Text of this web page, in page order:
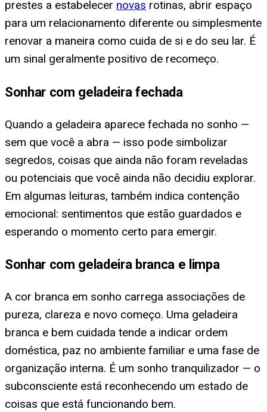
prestes a estabelecer novas rotinas, abrir espaço
para um relacionamento diferente ou simplesmente
renovar a maneira como cuida de si e do seu lar. É
um sinal geralmente positivo de recomeço.
Sonhar com geladeira fechada
Quando a geladeira aparece fechada no sonho —
sem que você a abra — isso pode simbolizar
segredos, coisas que ainda não foram reveladas
ou potenciais que você ainda não decidiu explorar.
Em algumas leituras, também indica contenção
emocional: sentimentos que estão guardados e
esperando o momento certo para emergir.
Sonhar com geladeira branca e limpa
A cor branca em sonho carrega associações de
pureza, clareza e novo começo. Uma geladeira
branca e bem cuidada tende a indicar ordem
doméstica, paz no ambiente familiar e uma fase de
organização interna. É um sonho tranquilizador — o
subconsciente está reconhecendo um estado de
coisas que está funcionando bem.